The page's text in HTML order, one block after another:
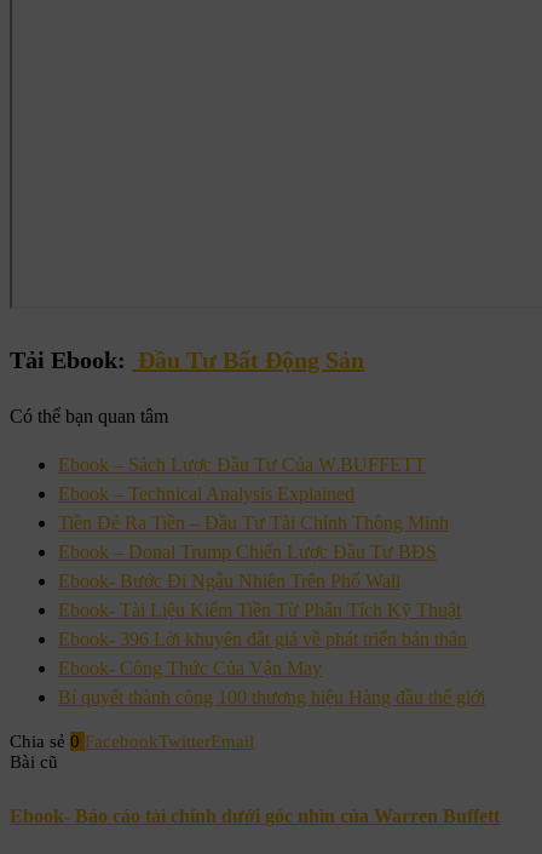
Tải Ebook: Đầu Tư Bất Động Sản
Có thể bạn quan tâm
Ebook – Sách Lược Đầu Tư Của W.BUFFETT
Ebook – Technical Analysis Explained
Tiền Đẻ Ra Tiền – Đầu Tư Tài Chính Thông Minh
Ebook – Donal Trump Chiến Lược Đầu Tư BĐS
Ebook- Bước Đi Ngẫu Nhiên Trên Phố Wall
Ebook- Tài Liệu Kiếm Tiền Từ Phân Tích Kỹ Thuật
Ebook- 396 Lời khuyên đắt giá về phát triển bản thân
Ebook- Công Thức Của Vận May
Bí quyết thành công 100 thương hiệu Hàng đầu thế giới
Chia sẻ 0 FacebookTwitterEmail
Bài cũ
Ebook- Báo cáo tài chính dưới góc nhìn của Warren Buffett